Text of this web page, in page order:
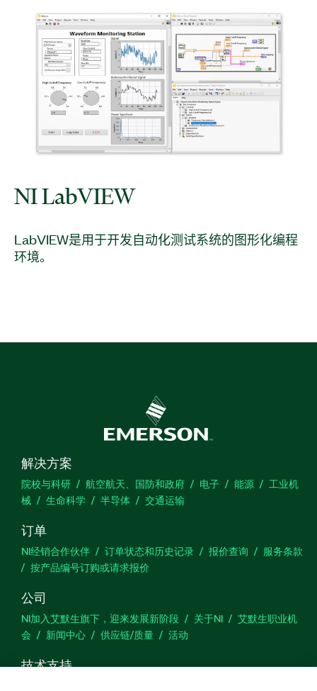
NI LabVIEW
LabVIEW是用于开发自动化测试系统的图形化编程
环境。
解决方案
院校与科研 航空航天、国防和政府 电子 能源
工业机
械
生命科学 半导体 交通运输
订单
NI经销合作伙伴 订单状态和历史记录 报价查询
服务条款
按产品编号订购或请求报价
公司
NI加入艾默生旗下，迎来发展新阶段 关于NI
艾默生职业机
会
新闻中心 供应链/质量 活动
技术支持